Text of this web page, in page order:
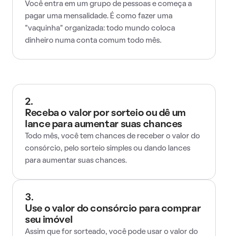
Você entra em um grupo de pessoas e começa a
pagar uma mensalidade. É como fazer uma
"vaquinha" organizada: todo mundo coloca
dinheiro numa conta comum todo mês.
2.
Receba o valor por sorteio ou dê um
lance para aumentar suas chances
Todo mês, você tem chances de receber o valor do
consórcio, pelo sorteio simples ou dando lances
para aumentar suas chances.
3.
Use o valor do consórcio para comprar
seu imóvel
Assim que for sorteado, você pode usar o valor do